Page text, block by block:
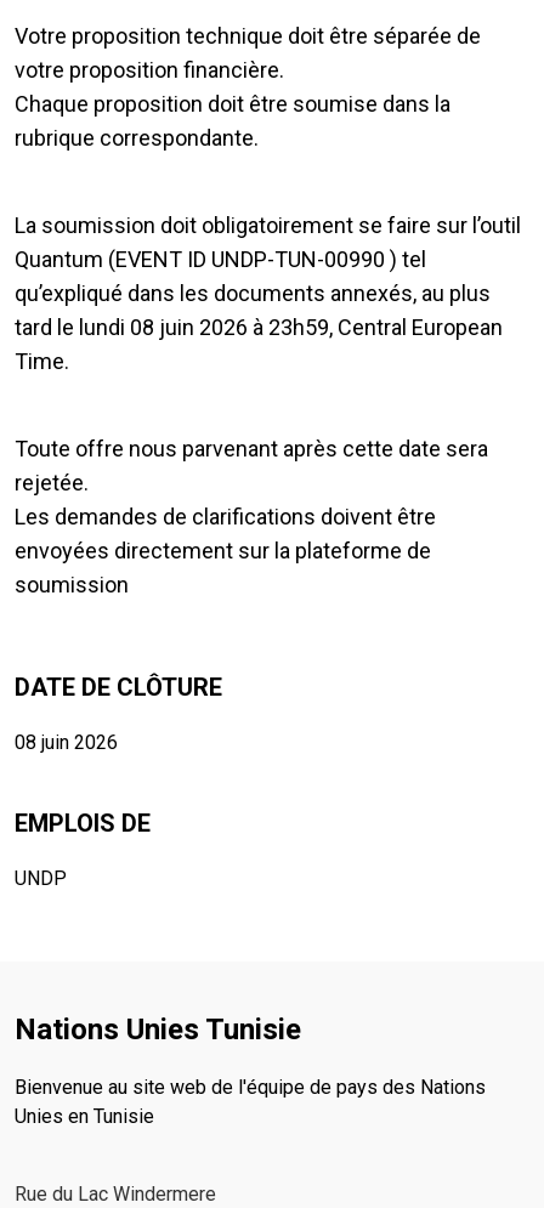
DATE DE CLÔTURE
08 juin 2026
EMPLOIS DE
UNDP
Votre proposition technique doit être séparée de
votre proposition financière.
Chaque proposition doit être soumise dans la
rubrique correspondante.
La soumission doit obligatoirement se faire sur l’outil
Quantum (EVENT ID UNDP-TUN-00990 ) tel
qu’expliqué dans les documents annexés, au plus
tard le lundi 08 juin 2026 à 23h59, Central European
Time.
Toute offre nous parvenant après cette date sera
rejetée.
Les demandes de clarifications doivent être
envoyées directement sur la plateforme de
soumission
Nations Unies Tunisie
Bienvenue au site web de l'équipe de pays des Nations
Unies en Tunisie
Rue du Lac Windermere